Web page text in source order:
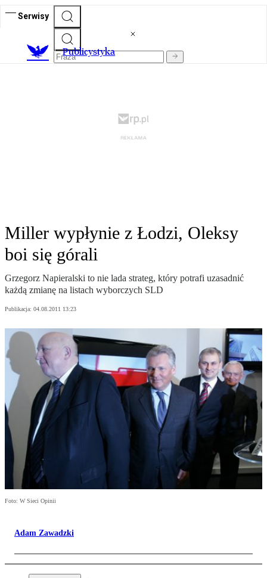
Serwisy
Publicystyka
Miller wypłynie z Łodzi, Oleksy
boi się górali
Grzegorz Napieralski to nie lada strateg, który potrafi uzasadnić
każdą zmianę na listach wyborczych SLD
Publikacja: 04.08.2011 13:23
Foto: W Sieci Opinii
Adam Zawadzki